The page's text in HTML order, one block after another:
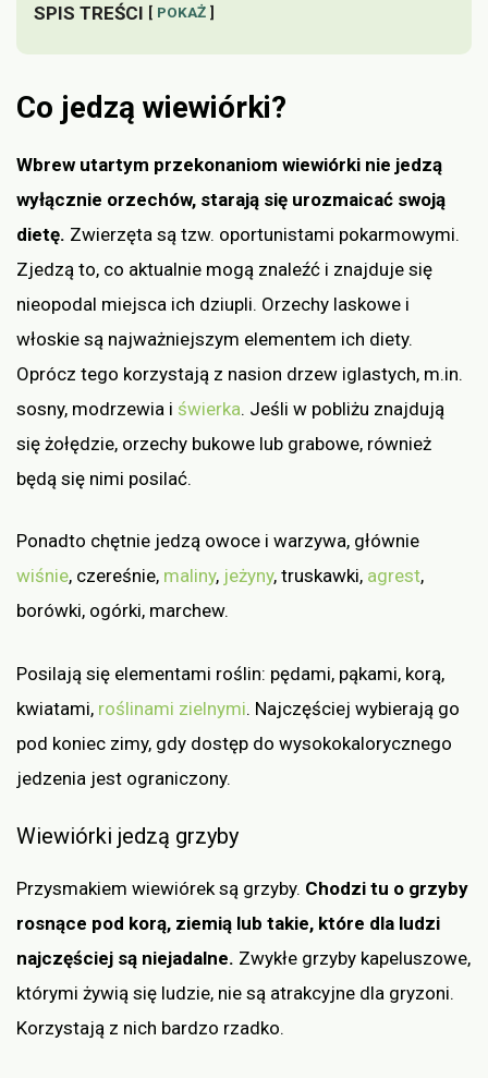
SPIS TREŚCI POKAŻ
Co jedzą wiewiórki?
Wbrew utartym przekonaniom wiewiórki nie jedzą
wyłącznie orzechów, starają się urozmaicać swoją
dietę. Zwierzęta są tzw. oportunistami pokarmowymi.
Zjedzą to, co aktualnie mogą znaleźć i znajduje się
nieopodal miejsca ich dziupli. Orzechy laskowe i
włoskie są najważniejszym elementem ich diety.
Oprócz tego korzystają z nasion drzew iglastych, m.in.
sosny, modrzewia i świerka. Jeśli w pobliżu znajdują
się żołędzie, orzechy bukowe lub grabowe, również
będą się nimi posilać.
Ponadto chętnie jedzą owoce i warzywa, głównie
wiśnie, czereśnie, maliny, jeżyny, truskawki, agrest,
borówki, ogórki, marchew.
Posilają się elementami roślin: pędami, pąkami, korą,
kwiatami, roślinami zielnymi. Najczęściej wybierają go
pod koniec zimy, gdy dostęp do wysokokalorycznego
jedzenia jest ograniczony.
Wiewiórki jedzą grzyby
Przysmakiem wiewiórek są grzyby. Chodzi tu o grzyby
rosnące pod korą, ziemią lub takie, które dla ludzi
najczęściej są niejadalne. Zwykłe grzyby kapeluszowe,
którymi żywią się ludzie, nie są atrakcyjne dla gryzoni.
Korzystają z nich bardzo rzadko.